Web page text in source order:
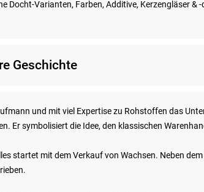
Varianten, Farben, Additive, Kerzengläser &
Geschichte
und mit viel Expertise zu Rohstoffen das
Er symbolisiert die Idee, den klassischen
startet mit dem Verkauf von Wachsen. Neben